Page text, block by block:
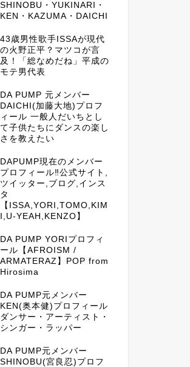
SHINOBU・YUKINARI・
KEN・KAZUMA・DAICHI
43歳男性歌手ISSAが現代
の火野正平？マツコが言
及！「総なめだね」平成の
モテ男代表
DA PUMP 元メンバー
DAICHI(加藤大地)プロフ
ィール 一般人だいちとし
て子供たちにダンスの楽し
さを教えたい
DAPUMP現在のメンバー
プロフィール‼公式サイト,
ツイッター,ブログ,インス
タ
【ISSA,YORI,TOMO,KIM
I,U-YEAH,KENZO】
DA PUMP YORIプロフィ
ール【AFROISM /
ARMATERAZ】POP from
Hirosima
DA PUMP元メンバー
KEN(奥本健)プロフィール
ダンサー・アーティスト・
シンガー・ラッパー
DA PUMP元メンバー
SHINOBU(宮良忍)プロフ